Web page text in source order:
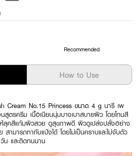
Recommended
How to Use
Cream No.15 Princess ขนาด 4 g นารี เพ
รครีม เนื้อเนียนนุ่มบางเบาสบายผิว โดยโทนสี
ห้ลุคสีแก้มผิวสวย ดูสุขภาพดี ผิวดูเปล่งปลั่งอย่าง
สามารถทาทับแป้งได้ โดยไม่เป็นคราบและไม่จับตัว
น และติดทนนาน